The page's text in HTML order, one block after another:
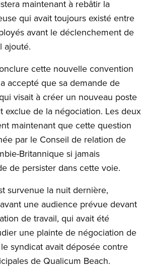
maintenant à rebâtir la
qui avait toujours existé entre
avant le déclenchement de
ajouté.
cette nouvelle convention
accepté que sa demande de
visait à créer un nouveau poste
exclue de la négociation. Les deux
maintenant que cette question
par le Conseil de relation de
Britannique si jamais
de persister dans cette voie.
survenue la nuit dernière,
une audience prévue devant
de travail, qui avait été
une plainte de négociation de
syndicat avait déposée contre
de Qualicum Beach.